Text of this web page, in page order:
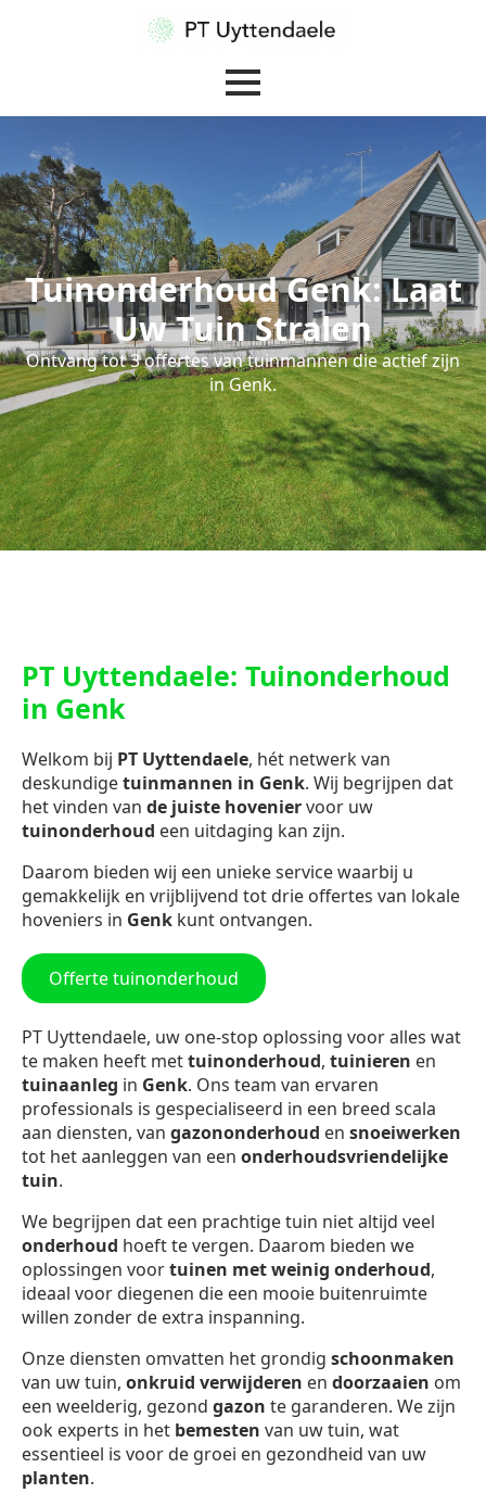
Tuinonderhoud Genk: Laat
Uw Tuin Stralen
Ontvang tot 3 offertes van tuinmannen die actief zijn
in Genk.
PT Uyttendaele: Tuinonderhoud
in Genk
Welkom bij PT Uyttendaele, hét netwerk van
deskundigetuinmannen in Genk. Wij begrijpen dat
het vinden van de juiste hoveniervoor uw
tuinonderhoud een uitdaging kan zijn.
Daarom bieden wij een unieke service waarbij u
gemakkelijk en vrijblijvend tot drie offertes van lokale
hoveniers in Genk kunt ontvangen.
Offerte tuinonderhoud
PT Uyttendaele, uw one-stop oplossing voor alles wat
te maken heeft mettuinonderhoud, tuinieren en
tuinaanleg in Genk. Ons team van ervaren
professionals is gespecialiseerd in een breed scala
aan diensten, van gazononderhoud en snoeiwerken
tot het aanleggen van een onderhoudsvriendelijke
tuin.
We begrijpen dat een prachtige tuin niet altijd veel
onderhoud hoeft te vergen. Daarom bieden we
oplossingen voortuinen met weinig onderhoud,
ideaal voor diegenen die een mooie buitenruimte
willen zonder de extra inspanning.
Onze diensten omvatten het grondig schoonmaken
van uw tuin, onkruid verwijderen en doorzaaien om
een weelderig, gezond gazon te garanderen. We zijn
ook experts in het bemesten van uw tuin, wat
essentieel is voor de groei en gezondheid van uw
planten.